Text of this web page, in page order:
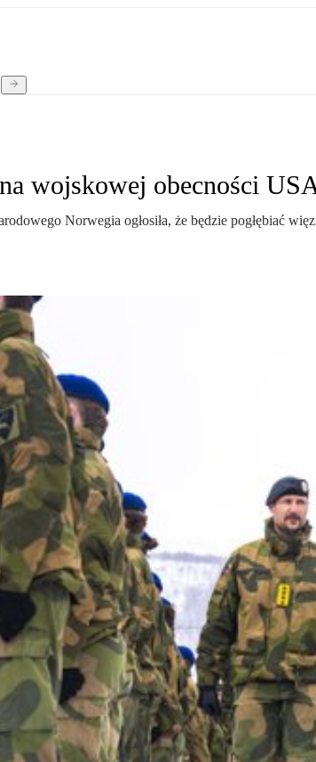
wojskowej obecności
Norwegia ogłosiła, że będzie pogłębiać